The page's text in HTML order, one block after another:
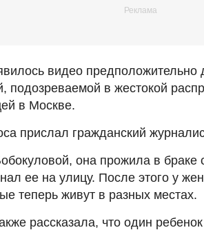
видео предположительно
подозреваемой в жестокой
в Москве.
прислал гражданский
она прожила в браке
ее на улицу. После этого у
теперь живут в разных местах.
рассказала, что один